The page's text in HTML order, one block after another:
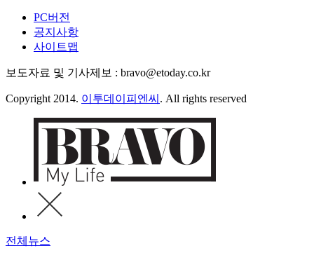
PC버전
공지사항
사이트맵
보도자료 및 기사제보 : bravo@etoday.co.kr
Copyright 2014. 이투데이피엔씨 . All rights reserved
전체뉴스